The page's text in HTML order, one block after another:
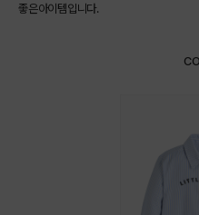
좋은아이템입니다.